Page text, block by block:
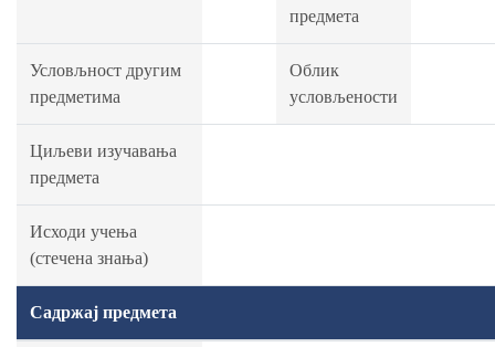
предмета
Условљност другим
предметима
Облик
условљености
Циљеви изучавања
предмета
Исходи учења
(стечена знања)
Садржај предмета